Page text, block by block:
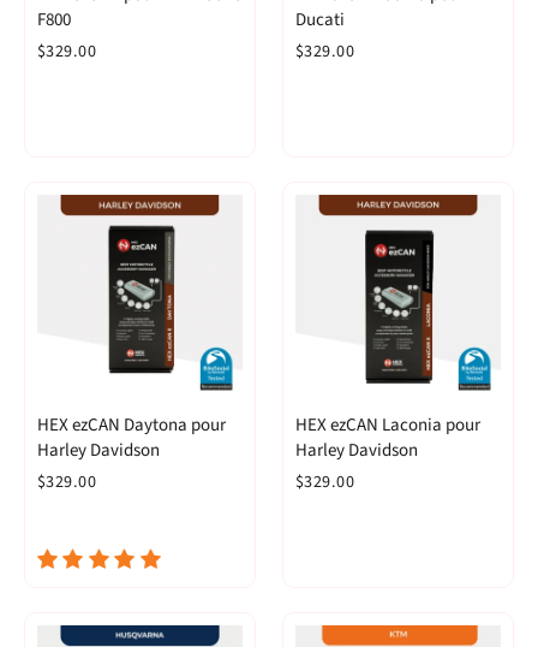
F800
$329.00
Ducati
$329.00
HEX ezCAN Daytona pour
Harley Davidson
$329.00
HEX ezCAN Laconia pour
Harley Davidson
$329.00